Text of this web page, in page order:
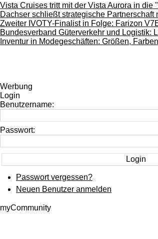
Vista Cruises tritt mit der Vista Aurora in die
Dachser schließt strategische Partnerschaft
Zweiter IVOTY-Finalist in Folge: Farizon
Bundesverband Güterverkehr und Logistik:
Inventur in Modegeschäften: Größen,
Werbung
Login
Benutzername:
Passwort:
Passwort vergessen?
Neuen Benutzer anmelden
myCommunity